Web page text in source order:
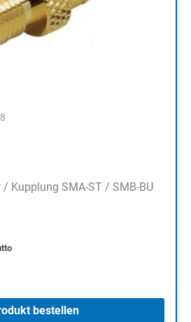
/ Kupplung SMA-ST / SMB-BU
bestellen